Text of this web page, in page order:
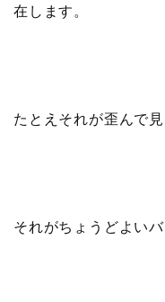
在します。
たとえそれが歪んで
それがちょうどよい